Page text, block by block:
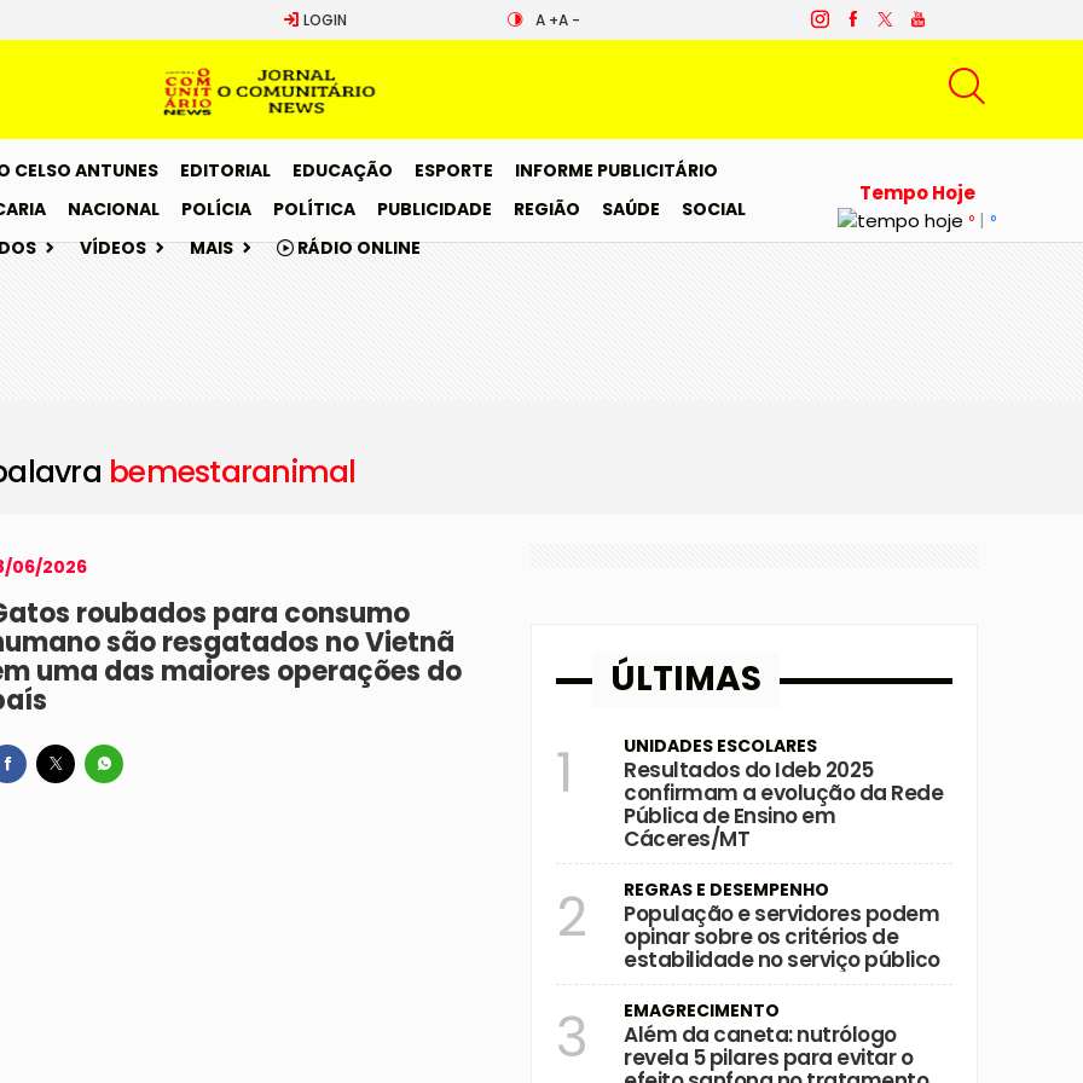
LOGIN A +A -
CELSO ANTUNES EDITORIAL EDUCAÇÃO ESPORTE
INFORME PUBLICITÁRIO
NACIONAL POLÍCIA POLÍTICA PUBLICIDADE REGIÃO SAÚDE
SOCIAL
VÍDEOS MAIS RÁDIO ONLINE
Tempo Hoje
° | °
bemestaranimal
06/2026
roubados para consumo
são resgatados no Vietnã
uma das maiores operações do ÚLTIMAS
1 UNIDADES ESCOLARES
Resultados do Ideb 2025
confirmam a evolução da Rede
Pública de Ensino em
Cáceres/MT
2 REGRAS E DESEMPENHO
População e servidores podem
opinar sobre os critérios de
estabilidade no serviço público
3 EMAGRECIMENTO
Além da caneta: nutrólogo
revela 5 pilares para evitar o